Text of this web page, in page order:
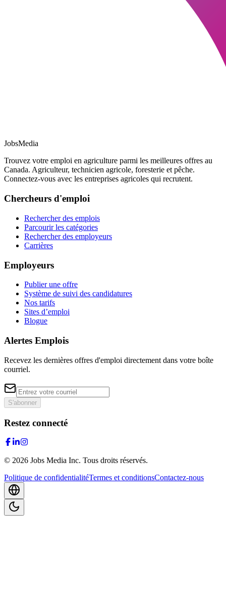
JobsMedia
Trouvez votre emploi en agriculture parmi les meilleures offres au
Canada. Agriculteur, technicien agricole, foresterie et pêche.
Connectez-vous avec les entreprises agricoles qui recrutent.
Chercheurs d'emploi
Rechercher des emplois
Parcourir les catégories
Rechercher des employeurs
Carrières
Employeurs
Publier une offre
Système de suivi des candidatures
Nos tarifs
Sites d’emploi
Blogue
Alertes Emplois
Recevez les dernières offres d'emploi directement dans votre boîte
courriel.
S'abonner
Restez connecté
© 2026 Jobs Media Inc. Tous droits réservés.
Politique de confidentialitéTermes et conditionsContactez-nous